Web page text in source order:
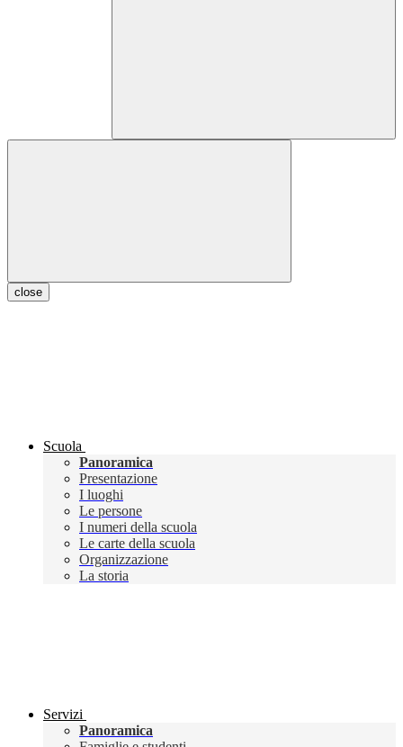
close
Scuola
Panoramica
Presentazione
I luoghi
Le persone
I numeri della scuola
Le carte della scuola
Organizzazione
La storia
Servizi
Panoramica